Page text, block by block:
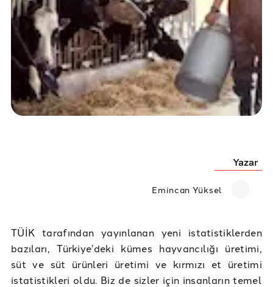
Yazar
Emincan Yüksel
TÜİK tarafından yayınlanan yeni istatistiklerden
bazıları, Türkiye’deki kümes hayvancılığı üretimi,
süt ve süt ürünleri üretimi ve kırmızı et üretimi
istatistikleri oldu. Biz de sizler için insanların temel